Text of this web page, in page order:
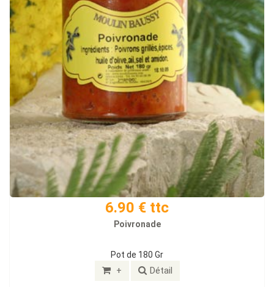
6.90 € ttc
Poivronade
Pot de 180 Gr
+ Détail